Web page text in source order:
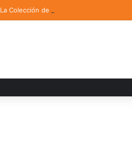
La Colección de Arte UDLAP fortalece su